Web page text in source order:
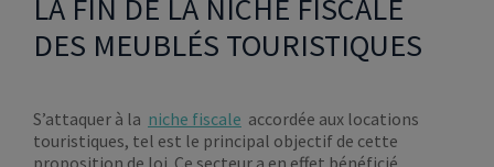
LA FIN DE LA NICHE FISCALE
DES MEUBLÉS TOURISTIQUES
S’attaquer à la niche fiscale accordée aux locations
touristiques, tel est le principal objectif de cette